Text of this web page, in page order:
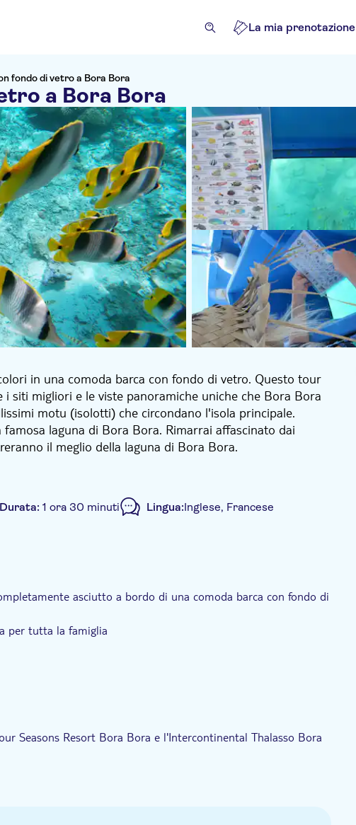
La mia prenotazione
fondo di vetro a Bora Bora
a Bora Bora
in una comoda barca con fondo di vetro. Questo tour
siti migliori e le viste panoramiche uniche che Bora Bora
motu (isolotti) che circondano l'isola principale.
laguna di Bora Bora. Rimarrai affascinato dai
il meglio della laguna di Bora Bora.
e porterà con sé quello che sembra essere migliaia
cui stai guardando. Vedrai coralli e pesci dai
la maestosità della laguna e tutti i suoi elementi
piccini. Questa escursione è perfetta per le famiglie o per
Durata: 1 ora 30 minuti Lingua:Inglese, Francese
asciutto a bordo di una comoda barca con fondo di
per tutta la famiglia
Seasons Resort Bora Bora e l'Intercontinental Thalasso Bora